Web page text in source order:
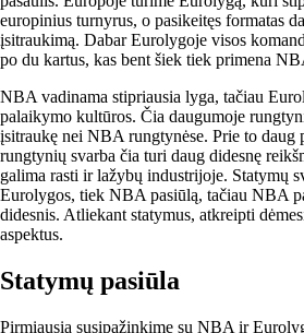
europinius turnyrus, o pasikeitęs formatas
įsitraukimą. Dabar Eurolygoje visos
po du kartus, kas bent šiek tiek primena
NBA vadinama stipriausia lyga, tačiau
palaikymo kultūros. Čia daugumoje
įsitraukę nei NBA rungtynėse. Prie to daug
rungtynių svarba čia turi daug didesnę
galima rasti ir lažybų industrijoje. Statymų
Eurolygos, tiek NBA pasiūlą, tačiau NBA
didesnis. Atliekant statymus, atkreipti
aspektus.
Statymų pasiūla
Pirmiausia susipažinkime su NBA ir